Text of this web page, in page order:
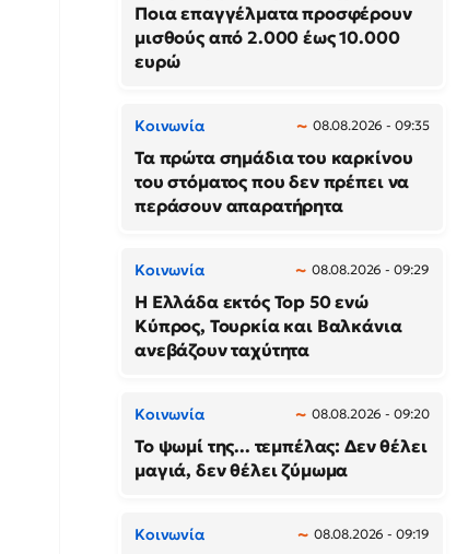
Ποια επαγγέλματα προσφέρουν
μισθούς από 2.000 έως 10.000
ευρώ
Κοινωνία 08.08.2026 - 09:35
Τα πρώτα σημάδια του καρκίνου
του στόματος που δεν πρέπει να
περάσουν απαρατήρητα
Κοινωνία 08.08.2026 - 09:29
Η Ελλάδα εκτός Top 50 ενώ
Κύπρος, Τουρκία και Βαλκάνια
ανεβάζουν ταχύτητα
Κοινωνία 08.08.2026 - 09:20
Το ψωμί της... τεμπέλας: Δεν θέλει
μαγιά, δεν θέλει ζύμωμα
Κοινωνία 08.08.2026 - 09:19